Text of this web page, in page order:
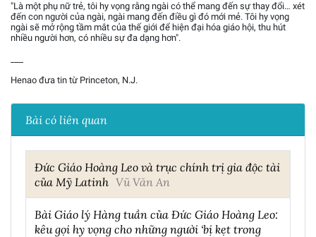
"Là một phụ nữ trẻ, tôi hy vọng rằng ngài có thể mang đến sự thay đổi… xét
đến con người của ngài, ngài mang đến điều gì đó mới mẻ. Tôi hy vọng
ngài sẽ mở rộng tầm mắt của thế giới để hiện đại hóa giáo hội, thu hút
nhiều người hơn, có nhiều sự đa dạng hơn".
Henao đưa tin từ Princeton, N.J.
Bài có liên quan
Đức Giáo Hoàng Leo và trục chính trị gia độc tài
của Mỹ Latinh Vũ Văn An
Bài Giáo lý Hàng tuần của Đức Giáo Hoàng Leo:
kêu gọi hy vọng cho những người ‘bị kẹt trong